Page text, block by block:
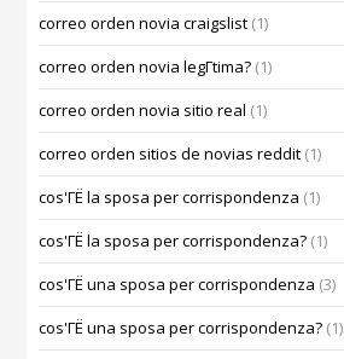
correo orden novia craigslist (1)
correo orden novia legГ­tima? (1)
correo orden novia sitio real (1)
correo orden sitios de novias reddit (1)
cos'ГЁ la sposa per corrispondenza (1)
cos'ГЁ la sposa per corrispondenza? (1)
cos'ГЁ una sposa per corrispondenza (3)
cos'ГЁ una sposa per corrispondenza? (1)